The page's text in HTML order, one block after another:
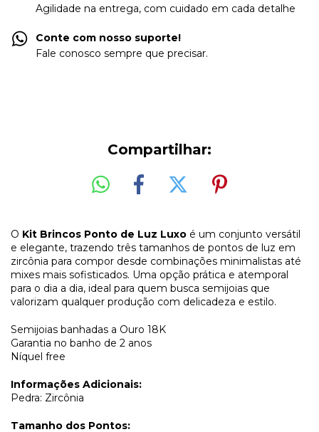
Agilidade na entrega, com cuidado em cada detalhe
Conte com nosso suporte!
Fale conosco sempre que precisar.
Compartilhar:
O Kit Brincos Ponto de Luz Luxo é um conjunto versátil
e elegante, trazendo três tamanhos de pontos de luz em
zircônia para compor desde combinações minimalistas até
mixes mais sofisticados. Uma opção prática e atemporal
para o dia a dia, ideal para quem busca semijoias que
valorizam qualquer produção com delicadeza e estilo.
Semijoias banhadas a Ouro 18K
Garantia no banho de 2 anos
Níquel free
Informações Adicionais:
Pedra: Zircônia
Tamanho dos Pontos: